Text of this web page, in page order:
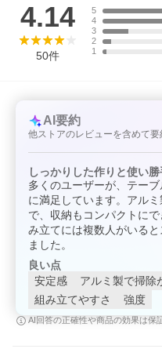
4.14
50件
5
4
3
2
1
AI要約
他ストアのレビューを含めて要
しっかりした作りと使い
多くのユーザーが、テー
に満足しています。アル
で、収納もコンパクトに
み立てには複数人がいる
ました。
良い点
安定感
アルミ製で掃除
組み立てやすさ
強度
AI回答の正確性や商品の効果は保